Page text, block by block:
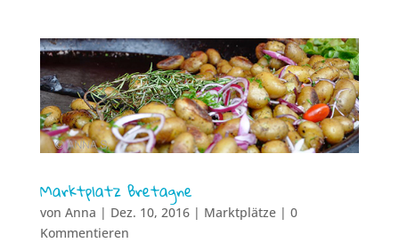
Marktplatz Bretagne
von Anna | Dez. 10, 2016| Marktplätze| 0
Kommentieren